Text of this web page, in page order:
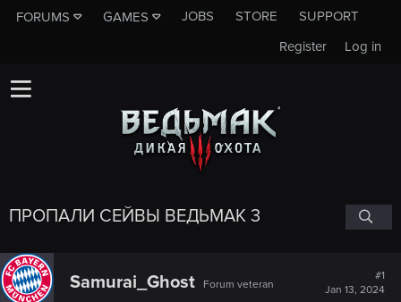
FORUMS GAMES JOBS STORE
SUPPORT
Log in
Register
ПРОПАЛИ СЕЙВЫ ВЕДЬМАК 3
Samurai_Ghost Forum veteran
#1
Jan 13, 2024